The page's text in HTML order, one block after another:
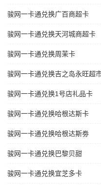
骏网一卡通兑换广百商超卡
骏网一卡通兑换天河城商超卡
骏网一卡通兑换周茉卡
骏网一卡通兑换吉之岛永旺超
骏网一卡通兑换1号店礼品卡
骏网一卡通兑换哈根达斯卡
骏网一卡通兑换哈根达斯劵
骏网一卡通兑换巴黎贝甜
骏网一卡通兑换宜芝多卡